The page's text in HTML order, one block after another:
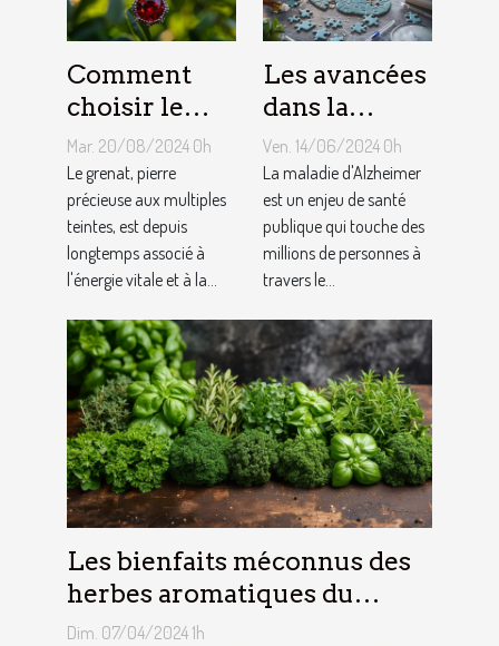
Comment
choisir le
bon bijou en
grenat pour
booster son
énergie
Mar. 20/08/2024 0h
Le grenat, pierre
précieuse aux multiples
teintes, est depuis
longtemps associé à
l'énergie vitale et à la...
Les avancées
dans la
recherche
sur la
maladie
d'Alzheimer
Ven. 14/06/2024 0h
La maladie d'Alzheimer
est un enjeu de santé
publique qui touche des
millions de personnes à
travers le...
Les bienfaits méconnus des
herbes aromatiques du
jardin sur notre santé
Dim. 07/04/2024 1h